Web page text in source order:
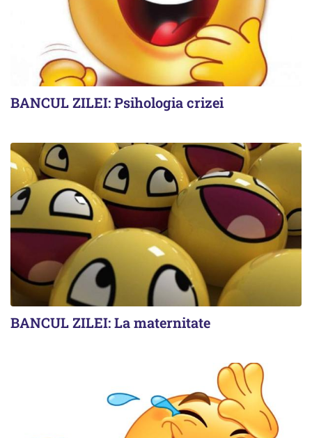
BANCUL ZILEI: Psihologia crizei
BANCUL ZILEI: La maternitate